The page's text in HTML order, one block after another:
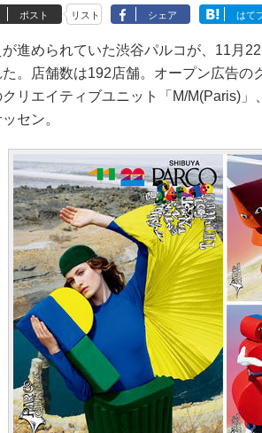
ポスト リスト シェア はて
進められていた渋谷パルコが、11月
。店舗数は192店舗。オープン広告の
クリエイティブユニット「M/M(Paris)
セン。